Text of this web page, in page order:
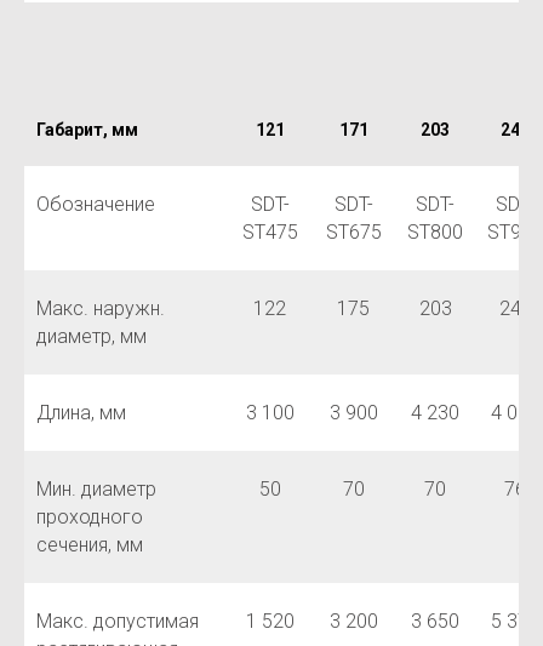
Габарит, мм 121 171 203 241
Обозначение
SDT-
ST475
SDT-
ST675
SDT-
ST800
SDT-
ST950
Макс. наружн.
диаметр, мм
122 175 203 241
Длина, мм 3 100 3 900 4 230 4 010
Мин. диаметр
проходного
сечения, мм
50 70 70 76
Макс. допустимая
1 520 3 200 3 650 5 378